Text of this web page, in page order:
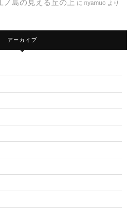
ノ島の見える丘の上 に nyamuo より
アーカイブ